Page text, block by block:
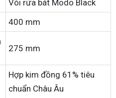
Vòi rửa bát Modo Black
400 mm
275 mm
Hợp kim đồng 61% tiêu
chuẩn Châu Âu